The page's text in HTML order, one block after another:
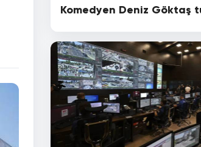
Komedyen Deniz Göktaş